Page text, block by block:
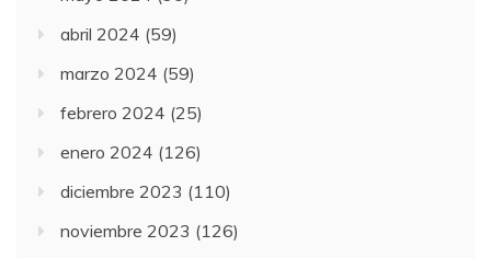
abril 2024 (59)
marzo 2024 (59)
febrero 2024 (25)
enero 2024 (126)
diciembre 2023 (110)
noviembre 2023 (126)